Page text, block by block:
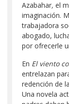
Azabahar, el
imaginación.
trabajadora
abogado,
por ofrecerle
En El viento
entrelazan
redención de
Una novela